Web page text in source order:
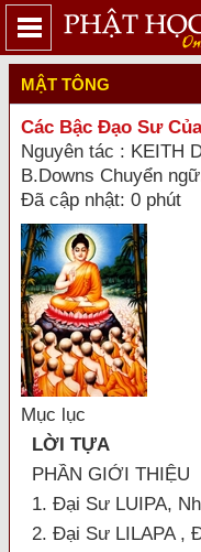
MẬT TÔNG
Các Bậc Đạo Sư
Nguyên tác : KEITH
B.Downs Chuyển
Đã cập nhật: 0 phút
Mục lục
LỜI TỰA
PHẦN GIỚI THIỆU
1. Đại Sư LUIPA,
2. Đại Sư LILAPA ,